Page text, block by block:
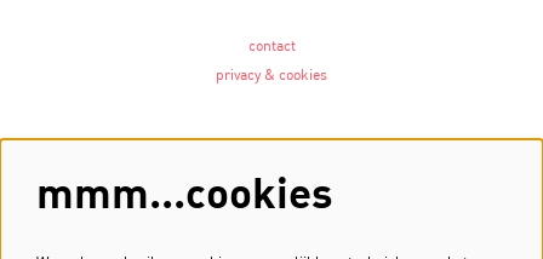
contact
privacy & cookies
mmm...cookies